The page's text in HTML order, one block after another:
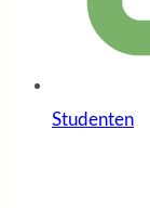
Studenten